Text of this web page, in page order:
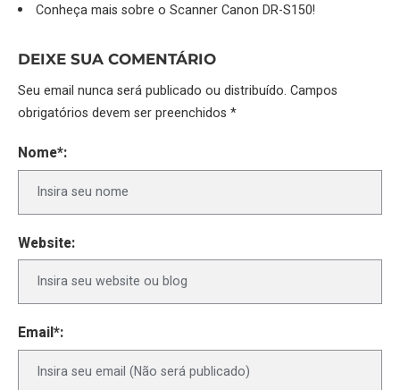
Conheça mais sobre o Scanner Canon DR-S150!
DEIXE SUA COMENTÁRIO
Seu email nunca será publicado ou distribuído. Campos
obrigatórios devem ser preenchidos *
Nome*:
Website:
Email*: